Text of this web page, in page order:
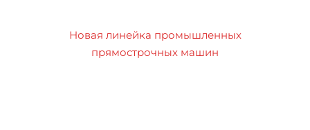
Новая линейка промышленных
прямострочных машин